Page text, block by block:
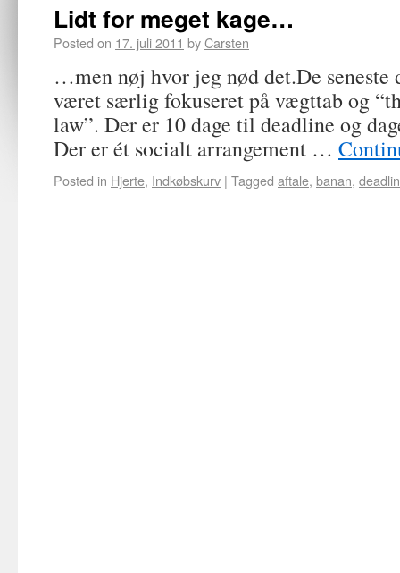
Lidt for meget kage…
Posted on 17. juli 2011 byCarsten
…men nøj hvor jeg nød det.De seneste
været særlig fokuseret på vægttab og
law”. Der er 10 dage til deadline og
Der er ét socialt arrangement …
Posted in Hjerte, Indkøbskurv | Tagged aftale, banan,